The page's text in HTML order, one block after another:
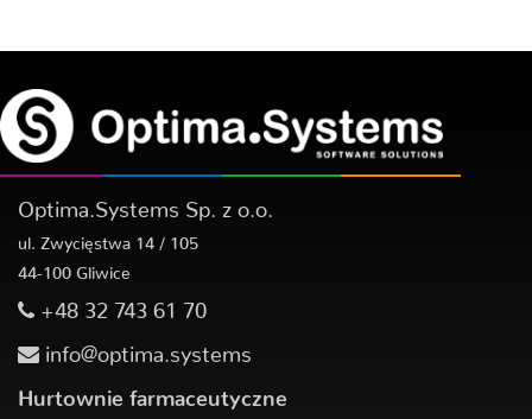
Optima.Systems Sp. z o.o.
ul. Zwycięstwa 14 / 105
44-100 Gliwice
+48 32 743 61 70
info@optima.systems
Hurtownie farmaceutyczne